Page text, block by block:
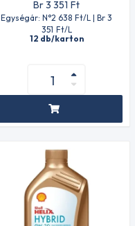
Br 3 351 Ft
Egységár: N°2 638 Ft/L | Br 3
351 Ft/L
12 db/karton